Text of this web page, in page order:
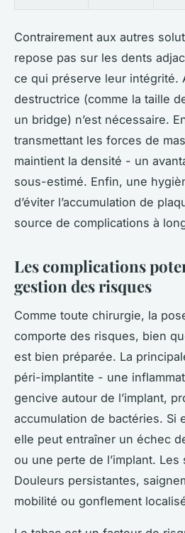
Contrairement aux autres
repose pas sur les dents
ce qui préserve leur intégrité.
destructrice (comme la taille
un bridge) n’est nécessaire.
transmettant les forces de
maintient la densité - un
sous-estimé. Enfin, une
d’éviter l’accumulation de
source de complications à
Les complications
gestion des risques
Comme toute chirurgie, la
comporte des risques, bien
est bien préparée. La
péri-implantite - une
gencive autour de l’implant,
accumulation de bactéries. Si
elle peut entraîner un échec
ou une perte de l’implant. Les
Douleurs persistantes,
mobilité ou gonflement